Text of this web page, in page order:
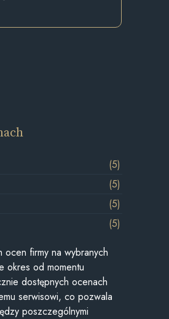
(5)
(5)
(5)
(5)
firmy na wybranych
okres od momentu
dostępnych ocenach
serwisowi, co pozwala
poszczególnymi